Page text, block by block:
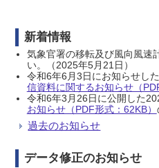
新着情報
気象官署の移転及び風向風速
い。（2025年5月21日）
令和6年6月3日にお知らせし
信資料に関するお知らせ（
令和6年3月26日に公開した
お知らせ（PDF形式：62KB）
過去のお知らせ
データ修正のお知らせ